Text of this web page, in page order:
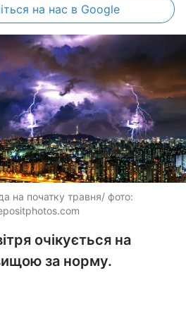
на нас в Google
на початку травня/ фото:
очікується на
за норму.